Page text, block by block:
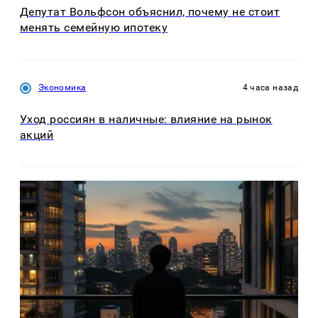
Депутат Вольфсон объяснил, почему не стоит
менять семейную ипотеку
Экономика 4 часа назад
Уход россиян в наличные: влияние на рынок
акций